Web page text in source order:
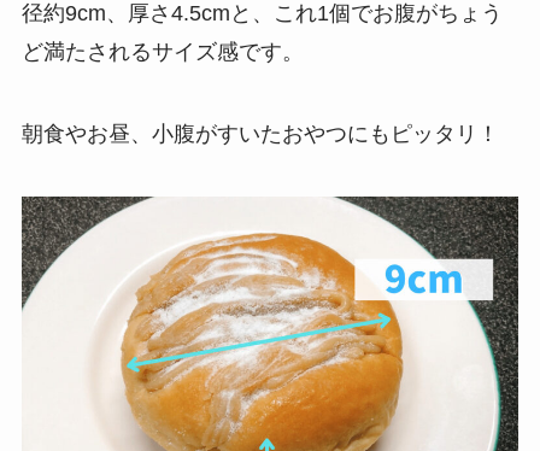
径約9cm、厚さ4.5cmと、これ1個でお腹がちょう
ど満たされるサイズ感です。
朝食やお昼、小腹がすいたおやつにもピッタリ！